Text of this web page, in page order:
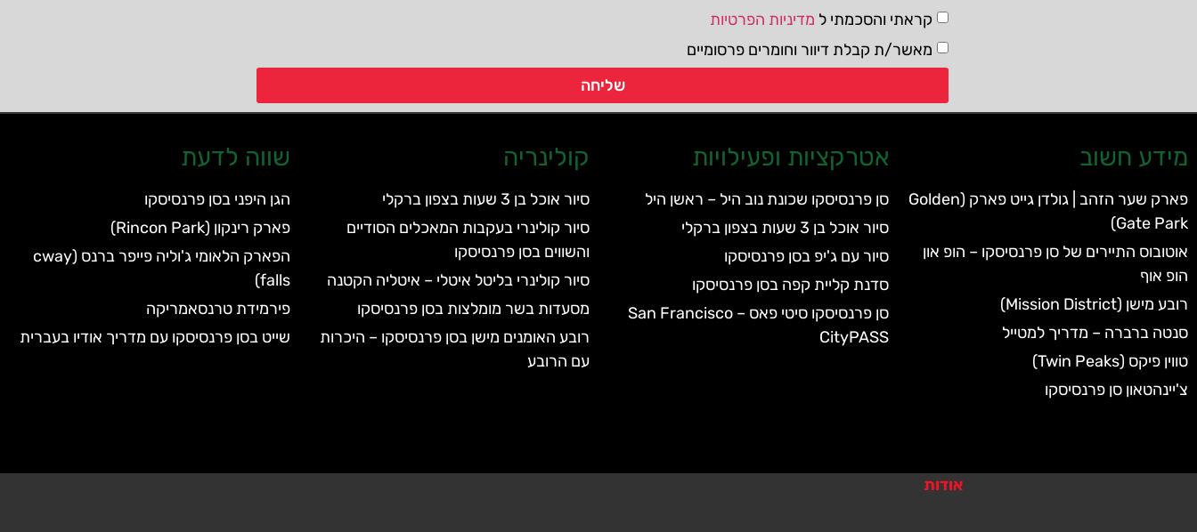
קראתי והסכמתי ל מדיניות הפרטיות
מאשר/ת קבלת דיוור וחומרים פרסומיים
שליחה
מידע חשוב
פארק שער הזהב | גולדן גייט פארק (Golden
Gate Park)
אוטובוס התיירים של סן פרנסיסקו – הופ און
הופ אוף
רובע מישן (Mission District)
סנטה ברברה – מדריך למטייל
טווין פיקס (Twin Peaks)
צ'יינהטאון סן פרנסיסקו
אטרקציות ופעילויות
סן פרנסיסקו שכונת נוב היל – ראשן היל
סיור אוכל בן 3 שעות בצפון ברקלי
סיור עם ג'יפ בסן פרנסיסקו
סדנת קליית קפה בסן פרנסיסקו
סן פרנסיסקו סיטי פאס – San Francisco
CityPASS
קולינריה
סיור אוכל בן 3 שעות בצפון ברקלי
סיור קולינרי בעקבות המאכלים הסודיים
והשווים בסן פרנסיסקו
סיור קולינרי בליטל איטלי – איטליה הקטנה
מסעדות בשר מומלצות בסן פרנסיסקו
רובע האומנים מישן בסן פרנסיסקו – היכרות
עם הרובע
שווה לדעת
הגן היפני בסן פרנסיסקו
פארק רינקון (Rincon Park)
הפארק הלאומי ג'וליה פייפר ברנס (cway
falls)
פירמידת טרנסאמריקה
שייט בסן פרנסיסקו עם מדריך אודיו בעברית
אודות